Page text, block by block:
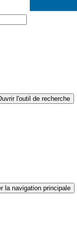
l'outil de recherche
la navigation principale